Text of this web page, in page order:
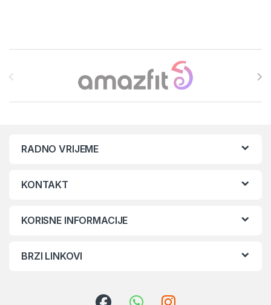
RADNO VRIJEME
KONTAKT
KORISNE INFORMACIJE
BRZI LINKOVI